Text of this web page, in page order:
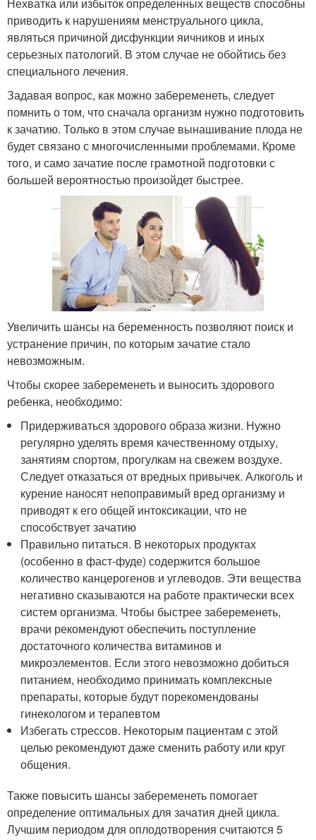
приводить к нарушениям менструального цикла,
являться причиной дисфункции яичников и иных
серьезных патологий. В этом случае не обойтись без
специального лечения.
Задавая вопрос, как можно забеременеть, следует
помнить о том, что сначала организм нужно подготовить
к зачатию. Только в этом случае вынашивание плода не
будет связано с многочисленными проблемами. Кроме
того, и само зачатие после грамотной подготовки с
большей вероятностью произойдет быстрее.
Увеличить шансы на беременность позволяют поиск и
устранение причин, по которым зачатие стало
невозможным.
Чтобы скорее забеременеть и выносить здорового
ребенка, необходимо:
Придерживаться здорового образа жизни. Нужно
регулярно уделять время качественному отдыху,
занятиям спортом, прогулкам на свежем воздухе.
Следует отказаться от вредных привычек. Алкоголь и
курение наносят непоправимый вред организму и
приводят к его общей интоксикации, что не
способствует зачатию
Правильно питаться. В некоторых продуктах
(особенно в фаст‑фуде) содержится большое
количество канцерогенов и углеводов. Эти вещества
негативно сказываются на работе практически всех
систем организма. Чтобы быстрее забеременеть,
врачи рекомендуют обеспечить поступление
достаточного количества витаминов и
микроэлементов. Если этого невозможно добиться
питанием, необходимо принимать комплексные
препараты, которые будут порекомендованы
гинекологом и терапевтом
Избегать стрессов. Некоторым пациентам с этой
целью рекомендуют даже сменить работу или круг
общения.
Также повысить шансы забеременеть помогает
определение оптимальных для зачатия дней цикла.
Лучшим периодом для оплодотворения считаются 5